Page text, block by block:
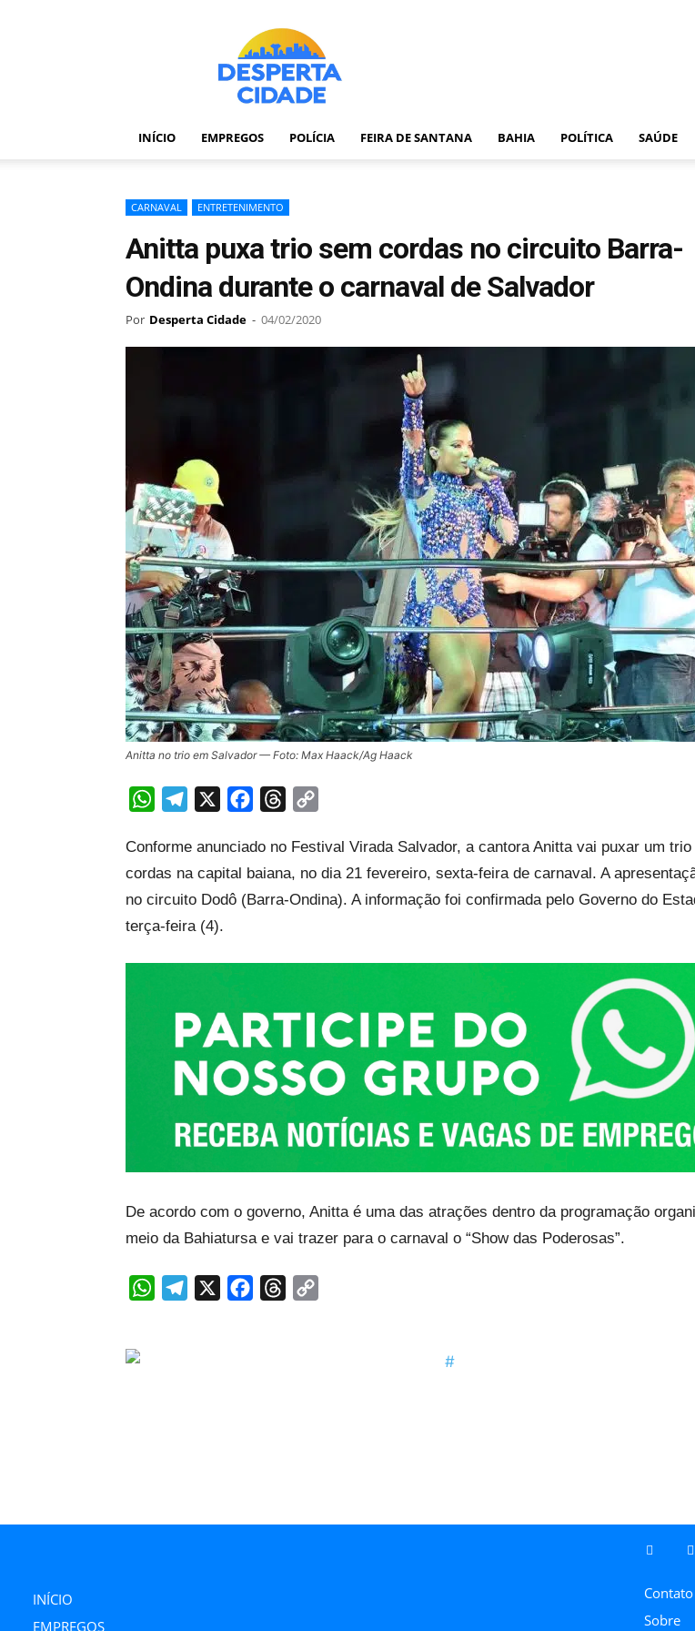
Desperta
Cidade
–
Portal
notícias
Santana
Bahia
INÍCIO EMPREGOS POLÍCIA FEIRA DE SANTANA BAHIA POLÍTICA SAÚDE
CARNAVAL ENTRETENIMENTO
Anitta puxa trio sem cordas no circuito Barra-
Ondina durante o carnaval de Salvador
Por Desperta Cidade - 04/02/2020
Anitta no trio em Salvador — Foto: Max Haack/Ag Haack
WhatsAppTelegram FacebookThreads
Conforme anunciado no Festival Virada Salvador, a cantora Anitta vai puxar um trio
cordas na capital baiana, no dia 21 fevereiro, sexta-feira de carnaval. A
no circuito Dodô (Barra-Ondina). A informação foi confirmada pelo Governo do
terça-feira (4).
De acordo com o governo, Anitta é uma das atrações dentro da programação
meio da Bahiatursa e vai trazer para o carnaval o “Show das Poderosas”.
WhatsAppTelegram FacebookThreads
INÍCIO
EMPREGOS
Contato
Sobre